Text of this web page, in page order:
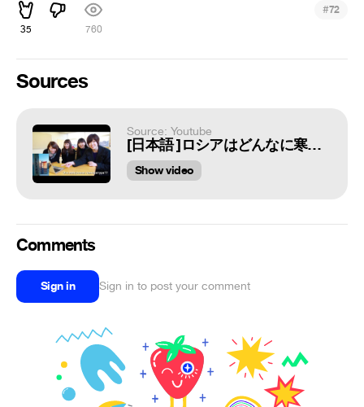
35 760
#72
Sources
Source: Youtube
[日本語 ]ロシアはどんなに寒いのか？ Шокируем японок русской зимой
Show video
Comments
Sign in Sign in to post your comment